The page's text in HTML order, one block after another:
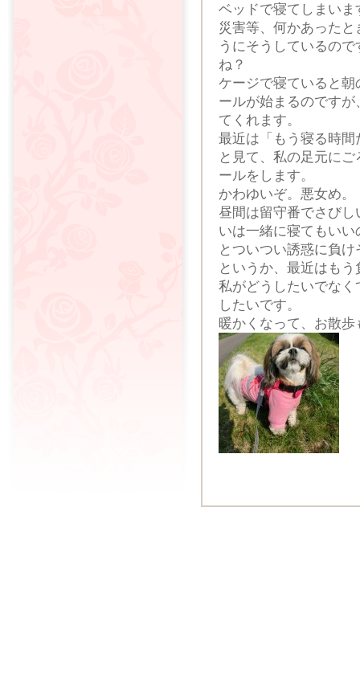
ベッドで寝てしまいま
災害等、何かあった
うにそうしているの
ね？
ケージで寝ていると
ールが始まるのです
てくれます。
最近は「もう寝る時
と見て、私の足元に
ールをします。
かわゆいぞ。悪女め。
昼間は留守番でさび
いは一緒に寝てもいい
とついつい誘惑に負
というか、最近はも
私がどうしたいでな
したいです。
暖かくなって、お散歩